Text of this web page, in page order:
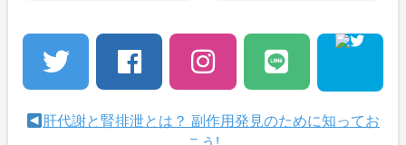
肝代謝と腎排泄とは？ 副作用発見のために知ってお